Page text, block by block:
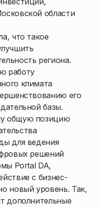
области
что такое
региона.
работу
климата
его
базы.
общую позицию
для ведения
решений
Portal DA,
с бизнес-
новый уровень. Так,
дополнительные